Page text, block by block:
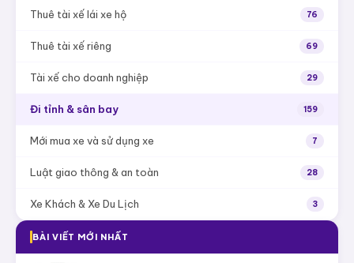
Thuê tài xế lái xe hộ 76
Thuê tài xế riêng 69
Tài xế cho doanh nghiệp 29
Đi tỉnh & sân bay 159
Mới mua xe và sử dụng xe 7
Luật giao thông & an toàn 28
Xe Khách & Xe Du Lịch 3
BÀI VIẾT MỚI NHẤT